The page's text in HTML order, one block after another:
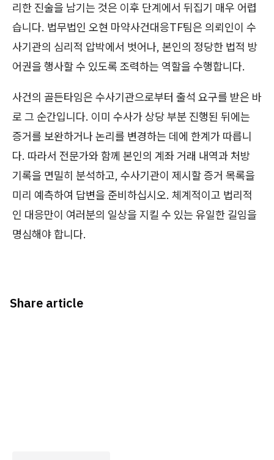
리한 진술을 남기는 것은 이후 단계에서 뒤집기 매우 어렵
습니다. 법무법인 오현 마약사건대응TF팀은 의뢰인이 수
사기관의 심리적 압박에서 벗어나, 본인의 정당한 법적 방
어권을 행사할 수 있도록 조력하는 역할을 수행합니다.
사건의 골든타임은 수사기관으로부터 출석 요구를 받은 바
로 그 순간입니다. 이미 수사가 상당 부분 진행된 뒤에는
증거를 보완하거나 논리를 변경하는 데에 한계가 따릅니
다. 따라서 전문가와 함께 본인의 계좌 거래 내역과 처방
기록을 면밀히 분석하고, 수사기관이 제시할 증거 목록을
미리 예측하여 답변을 준비하십시오. 체계적이고 법리적
인 대응만이 여러분의 일상을 지킬 수 있는 유일한 길임을
명심해야 합니다.
Share article